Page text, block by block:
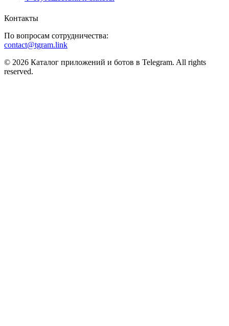
Контакты
По вопросам сотрудничества:
contact@tgram.link
© 2026 Каталог приложений и ботов в Telegram. All rights
reserved.